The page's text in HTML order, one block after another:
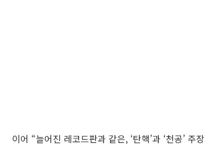
이어 “늘어진 레코드판과 같은, ‘탄핵’과 ‘천공’ 주장